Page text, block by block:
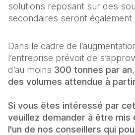
solutions reposant sur des
secondaires seront également
Dans le cadre de
l’entreprise prévoit de
d’au moins 300 tonnes par an,
des volumes attendue à
Si vous êtes intéressé par
veuillez demander à être mis
l'un de nos conseillers qui